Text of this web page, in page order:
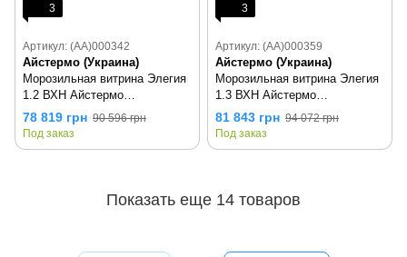
3
Артикул: (AA)000342
Айстермо (Украина)
Морозильная витрина Элегия
1.2 ВХН Айстермо
(низкотемпературная)
78 819 грн 90 596 грн
Под заказ
3
Артикул: (AA)000359
Айстермо (Украина)
Морозильная витрина Элегия
1.3 ВХН Айстермо
(низкотемпературная)
81 843 грн 94 072 грн
Под заказ
Показать еще 14 товаров